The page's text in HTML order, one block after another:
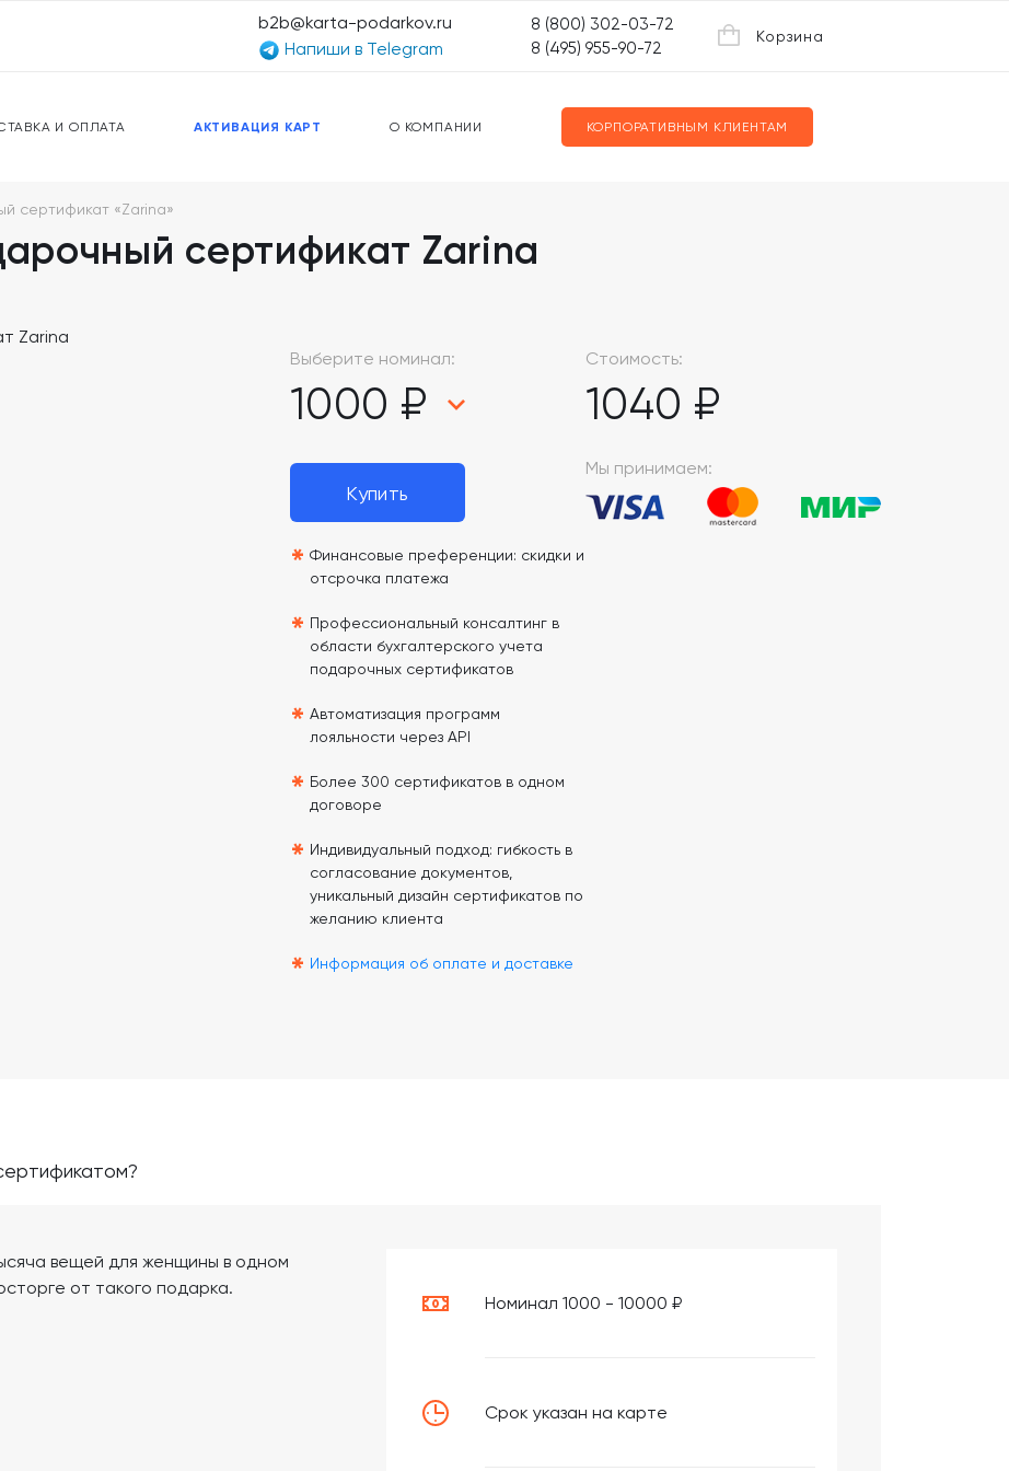
И ОПЛАТА АКТИВАЦИЯ КАРТ О КОМПАНИИ КОРПОРАТИВНЫМ КЛИЕНТАМ
b2b@karta-podarkov.ru
Напиши в Telegram
8 (800) 302-03-72
8 (495) 955-90-72
Корзина
ПРЕДОПЛАЧЕННЫЕ КАРТЫ
сертификат «Zarina»
сертификат Zarina
Выберите номинал:
1000 ₽
Стоимость:
1040 ₽
Купить
* Финансовые преференции: скидки и
отсрочка платежа
* Профессиональный консалтинг в
области бухгалтерского учета
подарочных сертификатов
* Автоматизация программ
лояльности через API
* Более 300 сертификатов в одном
договоре
* Индивидуальный подход: гибкость в
согласование документов,
уникальный дизайн сертификатов по
желанию клиента
* Информация об оплате и доставке
Мы принимаем:
Номинал 1000 - 10000 ₽
Срок указан на карте
вещей для женщины в одном
от такого подарка.